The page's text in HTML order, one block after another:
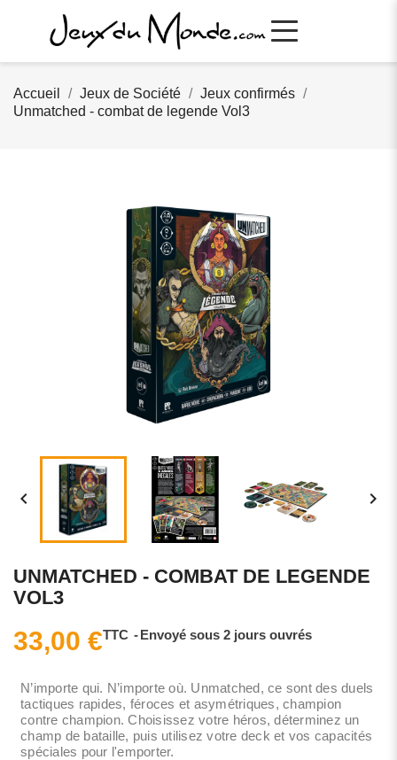
Accueil Jeux de Société
Jeux confirmés
Unmatched - combat de legende Vol3
 
UNMATCHED - COMBAT DE LEGENDE
VOL3
33,00 €TTC Envoyé sous 2 jours ouvrés
N’importe qui. N’importe où. Unmatched, ce sont des duels
tactiques rapides, féroces et asymétriques, champion
contre champion. Choisissez votre héros, déterminez un
champ de bataille, puis utilisez votre deck et vos capacités
spéciales pour l'emporter.